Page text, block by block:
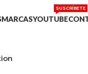
MARCASYOUTUBE
SUSCRÍBETE